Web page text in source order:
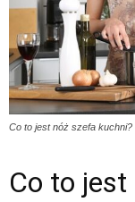
Co to jest nóż szefa kuchni?
Co to